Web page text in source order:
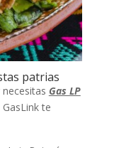
patrias
Gas LP
te